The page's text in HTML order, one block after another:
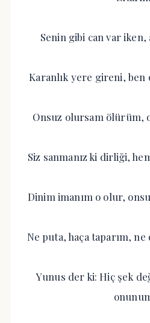
Senin gibi can var iken,
Karanlık yere gireni, ben
Onsuz olursam ölürüm,
Siz sanmanız ki dirliği,
Dinim imanım o olur,
Ne puta, haça taparım,
Yunus der ki: Hiç şek